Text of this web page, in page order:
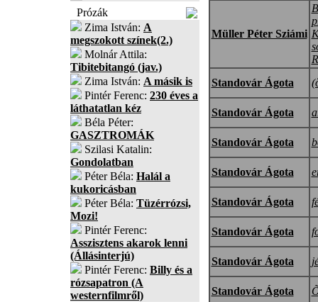
Prózák
Zima István: A
megszokott színek(2.)
Molnár Attila:
Tibitebitangó (jav.)
Zima István: A másik is
Pintér Ferenc: 230 éves a
láthatatlan kéz
Béla Péter:
GASZTROMÁK
Szilasi Katalin:
Gondolatban
Péter Béla: Halál a
kukoricásban
Péter Béla: Tüzérrózsi,
Mozi!
Pintér Ferenc:
Asszisztens akarok lenni
(Állásinterjú)
Pintér Ferenc: Billy és a
rózsapatron (A
westernfilmről)
Müller Péter Sziámi
Standovár Ágota
Standovár Ágota
Standovár Ágota
Standovár Ágota
Standovár Ágota
Standovár Ágota
Standovár Ágota
Standovár Ágota